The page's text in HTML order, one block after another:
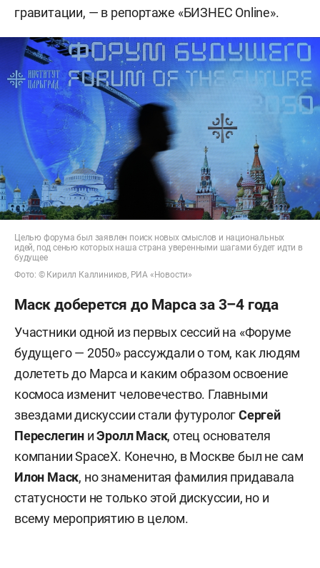
гравитации, — в репортаже «БИЗНЕС Online».
Целью форума был заявлен поиск новых смыслов и национальных
идей, под сенью которых наша страна уверенными шагами будет идти в
будущее
Фото: © Кирилл Каллиников, РИА «Новости»
Маск доберется до Марса за 3–4 года
Участники одной из первых сессий на «Форуме
будущего — 2050» рассуждали о том, как людям
долететь до Марса и каким образом освоение
космоса изменит человечество. Главными
звездами дискуссии стали футурологСергей
Переслегин и Эролл Маск, отец основателя
компании SpaceX. Конечно, в Москве был не сам
Илон Маск, но знаменитая фамилия придавала
статусности не только этой дискуссии, но и
всему мероприятию в целом.